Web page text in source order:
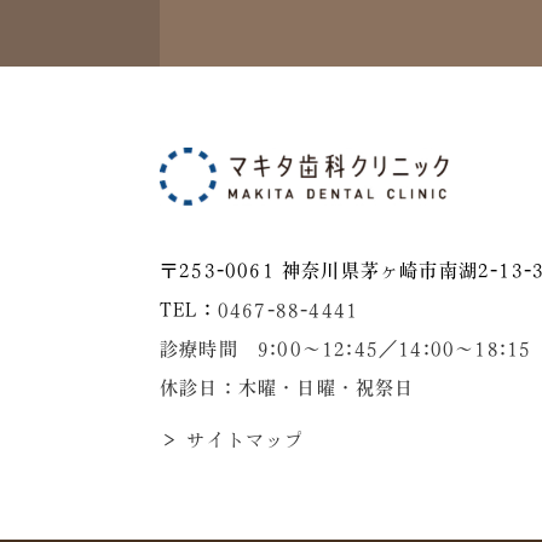
〒253-0061 神奈川県茅ヶ崎市南湖2-13-
TEL： 0467-88-4441
診療時間 9:00～12:45／14:00〜18:15
休診日：木曜・日曜・祝祭日
＞ サイトマップ